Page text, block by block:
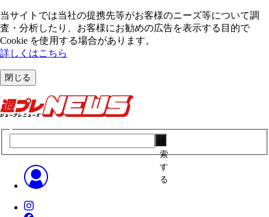
当サイトでは当社の提携先等がお客様のニーズ等について調
査・分析したり、お客様にお勧めの広告を表⽰する⽬的で
Cookie を使⽤する場合があります。
詳しくはこちら
閉じる
索
す
る